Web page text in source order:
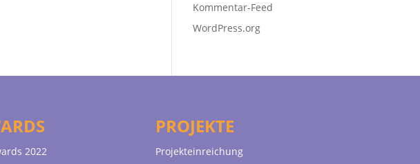
Kommentar-Feed
WordPress.org
2022
PROJEKTE
Projekteinreichung